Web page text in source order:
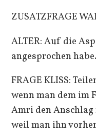
ZUSATZFRAGE
ALTER: Auf die
angesprochen habe.
FRAGE KLISS:
wenn man dem im
Amri den
weil man ihn